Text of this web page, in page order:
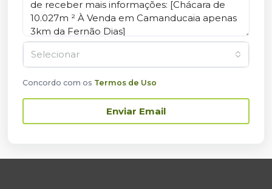
Selecionar
Concordo com os Termos de Uso
Enviar Email